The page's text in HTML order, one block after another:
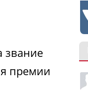
звание
премии